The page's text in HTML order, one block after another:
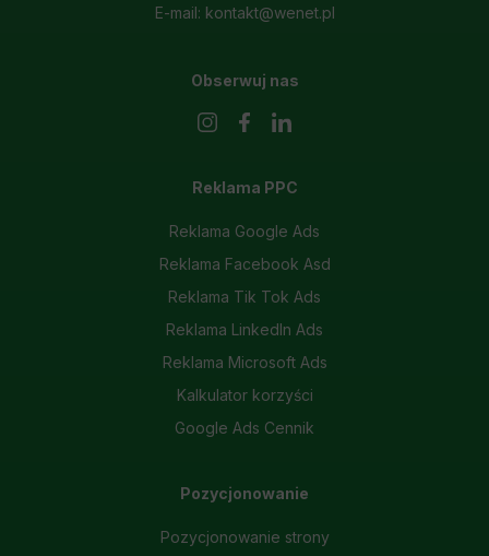
E-mail: kontakt@wenet.pl
Reklama PPC
Reklama Google Ads
Reklama Facebook Asd
Reklama Tik Tok Ads
Reklama LinkedIn Ads
Reklama Microsoft Ads
Kalkulator korzyści
Google Ads Cennik
Pozycjonowanie
Pozycjonowanie strony
Obserwuj nas